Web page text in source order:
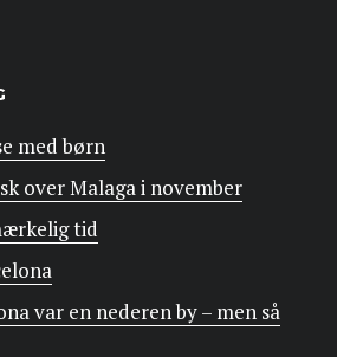
med børn
over Malaga i november
tid
var en nederen by – men så